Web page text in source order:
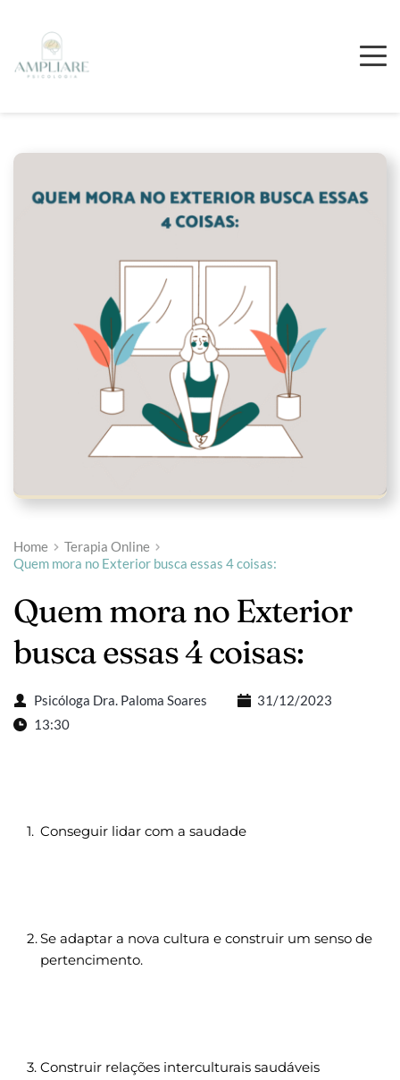
Home
Terapia Online
Quem mora no Exterior busca essas 4 coisas:
Quem mora no Exterior
busca essas 4 coisas:
Psicóloga Dra. Paloma Soares
31/12/2023
13:30
Conseguir lidar com a saudade
Se adaptar a nova cultura e construir um senso de
pertencimento.
Construir relações interculturais saudáveis